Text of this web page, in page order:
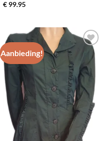
€99.95
Aanbieding!
Toevoegen
wenslijst